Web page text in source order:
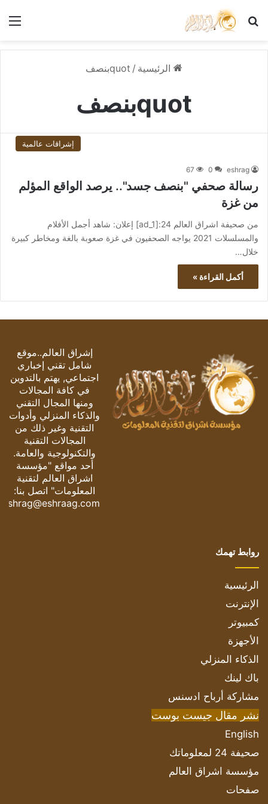
بحث عن
الرئيسية / quotبنصف
quotبنصف
إشراقات عالمية
eshrag
0
67
رسالة صحفي "بنصف جسد".. يرصد الواقع المؤلم
من غزة
من صحيفة اشراق العالم 24:[ad_1] إعلان: شاهد أجمل الأفلام
والمسلسلات 2021 يواجه الصحفيون في غزة صعوبة بالغة ومخاطر كبيرة
خلال…
أكمل القراءة »
إشراق العالم..موقع
شامل تقني إخباري
اجتماعي, يهتم بالتدوين
في كافة المجالات
ومنها المجال التقني
والذكاء المنزلي وأدوات
التقنية وغير ذلك من
المجالات التقنية
والتكنولوجية والعامة.
أحد مواقع "مؤسسة
اشراق العالم لتقنية
المعلومات" اتصل بنا:
eshrag@eshraag.com
روابط تهمك
الرئيسية
الإنترنت
كمبيوتر
الأجهزة
الذكاء المنزلي
باك لينك
مشاركة أرباح ادسنس
نشر مقال جيست بوست
English
صحيفة 24 لمعلوماتك
مؤسسة اشراق العالم
صفحات